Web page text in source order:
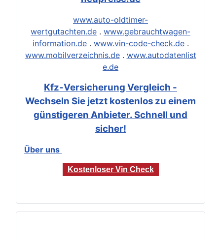
www.auto-oldtimer-
wertgutachten.de . www.gebrauchtwagen-
information.de. www.vin-code-check.de.
www.mobilverzeichnis.de. www.autodatenlist
e.de
Kfz-Versicherung Vergleich -
Wechseln Sie jetzt kostenlos zu einem
günstigeren Anbieter. Schnell und
sicher!
Über uns
Kostenloser Vin Check